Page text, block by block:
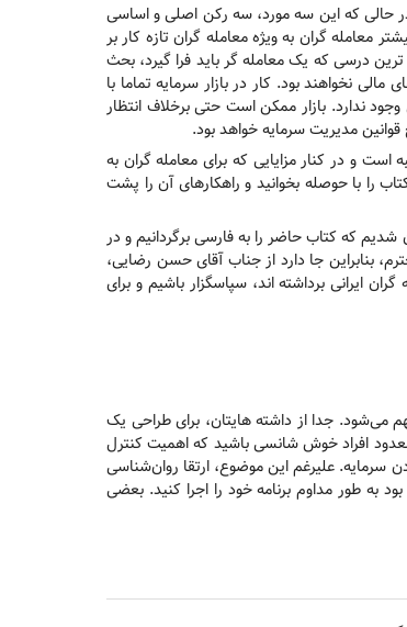
در حالی که این سه مورد، سه رکن اصلی و اساسی
معامله گران به ویژه معامله گران تازه کار بر
درسی که یک معامله گر باید فرا گیرد، بحث
نخواهند بود. کار در بازار سرمایه تماما با
ندارد. بازار ممکن است حتی برخلاف انتظار
مدیریت سرمایه خواهد بود.
و در کنار مزایایی که برای معامله گران به
را با حوصله بخوانید و راهکارهای آن را پشت
که کتاب حاضر را به فارسی برگردانیم و در
بنابراین جا دارد از جناب آقای حسن رضایی،
ایرانی برداشته اند، سپاسگزار باشیم و برای
جدا از داشته هایتان، برای طراحی یک
معدود افراد خوش شانسی باشید که اهمیت کنترل
سرمایه. علیرغم این موضوع، ارتقا روان‌شناسی
طور مداوم برنامه خود را اجرا کنید. بعضی